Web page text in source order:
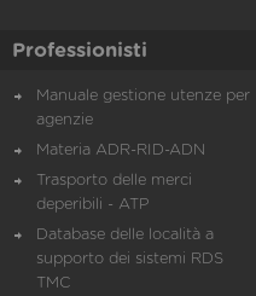
Professionisti
Manuale gestione utenze per
agenzie
Materia ADR-RID-ADN
Trasporto delle merci
deperibili - ATP
Database delle località a
supporto dei sistemi RDS
TMC